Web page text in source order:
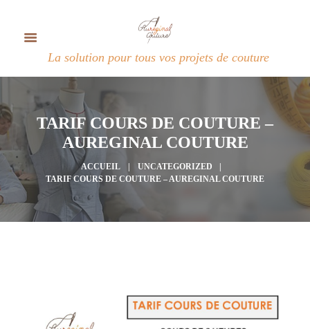
La solution pour tous vos projets de couture
TARIF COURS DE COUTURE –
AUREGINAL COUTURE
ACCUEIL
UNCATEGORIZED
TARIF COURS DE COUTURE – AUREGINAL COUTURE